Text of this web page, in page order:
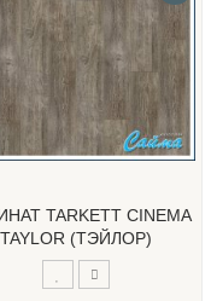
TARKETT CINEMA
TAYLOR (ТЭЙЛОР)